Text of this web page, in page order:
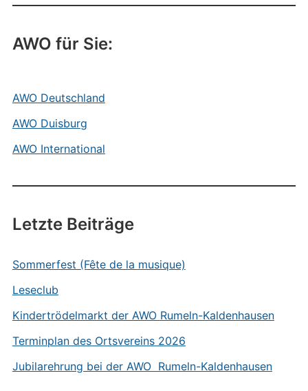
AWO für Sie:
AWO Deutschland
AWO Duisburg
AWO International
Letzte Beiträge
Sommerfest (Fête de la musique)
Leseclub
Kindertrödelmarkt der AWO Rumeln-Kaldenhausen
Terminplan des Ortsvereins 2026
Jubilarehrung bei der AWO Rumeln-Kaldenhausen